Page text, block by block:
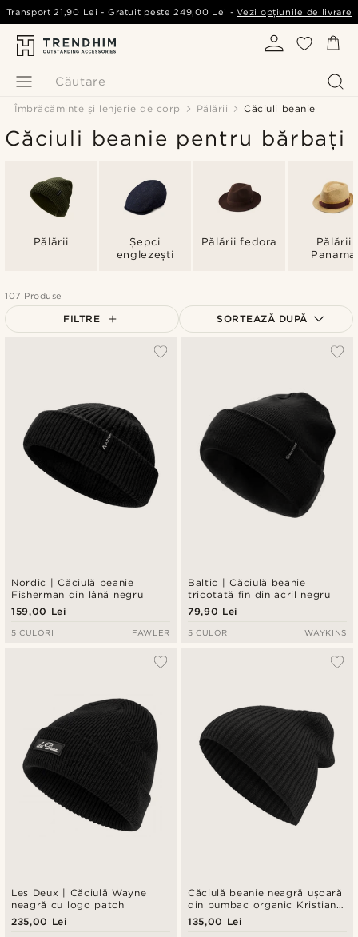
Căutare
Transport 21,90 Lei - Gratuit peste249,00 Lei -Vezi opțiunile de livrare
Îmbrăcăminte și lenjerie de corp Pălării Căciuli beanie
Căciuli beanie pentru bărbați
Pălării
Șepci
englezești
Pălării fedora
Pălării
Panama
107 Produse
FILTRE SORTEAZĂ DUPĂ
Preț descrescător
Nordic | Căciulă beanie
Fisherman din lână negru
159,00 Lei
5 CULORI FAWLER
Baltic | Căciulă beanie
tricotată fin din acril negru
79,90 Lei
5 CULORI WAYKINS
Les Deux | Căciulă Wayne
neagră cu logo patch
235,00 Lei
Căciulă beanie neagră ușoară
din bumbac organic Kristian
Kite
135,00 Lei